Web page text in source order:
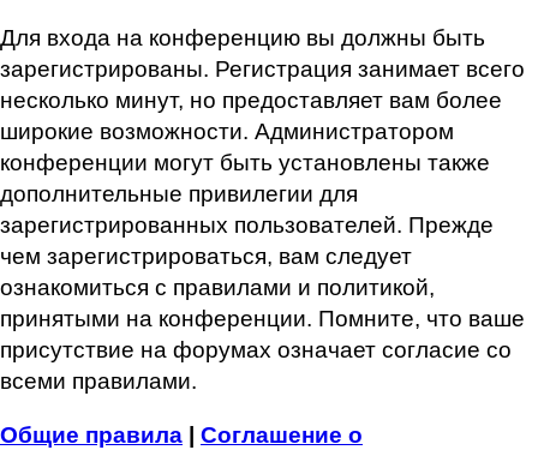
Для входа на конференцию вы должны быть
зарегистрированы. Регистрация занимает всего
несколько минут, но предоставляет вам более
широкие возможности. Администратором
конференции могут быть установлены также
дополнительные привилегии для
зарегистрированных пользователей. Прежде
чем зарегистрироваться, вам следует
ознакомиться с правилами и политикой,
принятыми на конференции. Помните, что ваше
присутствие на форумах означает согласие со
всеми правилами.
Общие правила
Соглашение о